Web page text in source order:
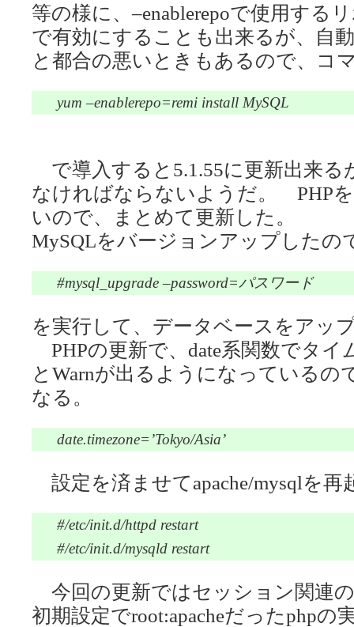
等の様に、–enablerepoで使用する
で有効にすることも出来るが、自
と都合の悪いときもあるので、コ
yum –enablerepo=remi install MySQL
で導入すると5.1.55に更新出来る
なければならないようだ。 PHP
いので、まとめて更新した。
MySQLをバージョンアップしたの
#mysql_upgrade –password=パスワード
を実行して、データベースをアッ
PHPの更新で、date系関数でタ
とWarnが出るようになっているの
なる。
date.timezone=’Tokyo/Asia’
設定を済ませてapache/mysqlを再
#/etc/init.d/httpd restart
#/etc/init.d/mysqld restart
今回の更新ではセッション関連
初期設定でroot:apacheだったphpの